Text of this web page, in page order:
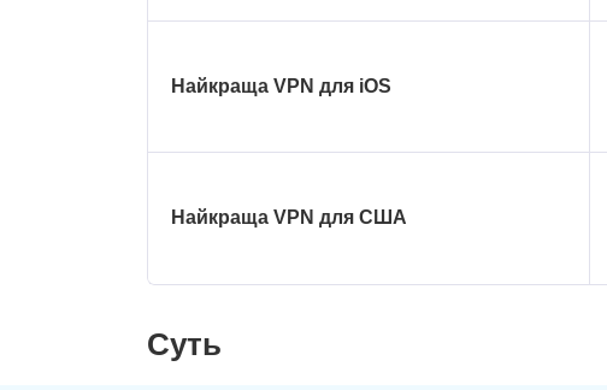
Найкраща VPN для iOS
Найкраща VPN для США
Суть